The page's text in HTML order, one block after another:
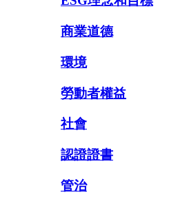
商業道德
環境
勞動者權益
社會
認證證書
管治